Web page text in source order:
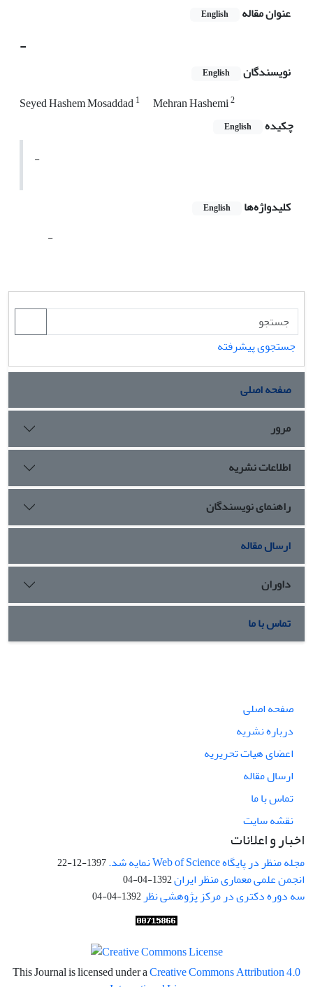
عنوان مقاله
English
-
نویسندگان English
Seyed Hashem Mosaddad1 Mehran Hashemi2
چکیده English
-
کلیدواژه‌ها English
-
جستجوی پیشرفته
صفحه اصلی
مرور
اطلاعات نشریه
راهنمای نویسندگان
ارسال مقاله
داوران
تماس با ما
صفحه اصلی
درباره نشریه
اعضای هیات تحریریه
ارسال مقاله
تماس با ما
نقشه سایت
اخبار و اعلانات
مجله منظر در پایگاه Web of Science نمایه شد. 1397-12-22
انجمن علمی معماری منظر ایران1392-04-04
سه دوره دکتری در مرکز پژوهشی نظر 1392-04-04
This Journal is licensed under aCreative Commons Attribution 4.0